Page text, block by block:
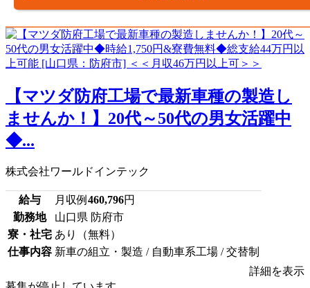
【マツダ防府工場で最新車種の製造し
ませんか！】20代～50代の男女活躍中
◆...
株式会社ワールドインテック
給与 月収例 460,796円
勤務地
山口県 防府市
寮・社宅 あり（無料）
仕事内容 新車の組立・製造 / 自動車系工場 / 交替制
詳細を表示